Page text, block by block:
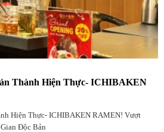
Thành Hiện Thực- ICHIBAKEN
Hiện Thực- ICHIBAKEN RAMEN! Vượt
Độc Bản